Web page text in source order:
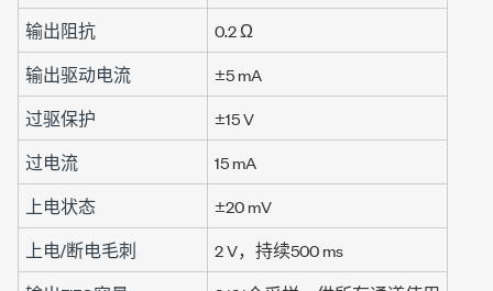
输出阻抗
0.2 Ω
输出驱动电流
±5 mA
过驱保护
±15 V
过电流
15 mA
上电状态
±20 mV
上电/断电毛刺
2 V，持续500 ms